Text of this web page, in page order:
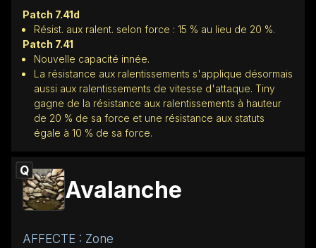
Patch 7.41d
Résist. aux ralent. selon force : 15 % au lieu de 20 %.
Patch 7.41
Nouvelle capacité innée.
La résistance aux ralentissements s'applique désormais
aussi aux ralentissements de vitesse d'attaque. Tiny
gagne de la résistance aux ralentissements à hauteur
de 20 % de sa force et une résistance aux statuts
égale à 10 % de sa force.
Q
Avalanche
AFFECTE : Zone